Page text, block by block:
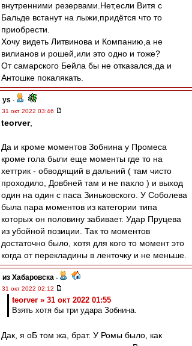
внутренними резервами.Нет,если Витя с
Бальде встанут на лыжи,придётся что то
приобрести.
Хочу видеть Литвинова и Компанию,а не
вилианов и рошей,или это одно и тоже?
От самарского Бейла бы не отказался,да и
Антошке покалякать.
ys -
31 окт 2022 03:46
teorver,
Да и кроме моментов Зобнина у Промеса
кроме гола были еще моменты где то на
хеттрик - обводящий в дальний ( там чисто
проходило, Довбней там и не пахло ) и выход
один на один с паса Зиньковского. У Соболева
была пара моментов из категории типа
которых он половину забивает. Удар Пруцева
из убойной позиции. Так то моментов
достаточно было, хотя для кого то момент это
когда от перекладины в ленточку и не меньше.
из Хабаровска -
31 окт 2022 02:12
teorver » 31 окт 2022 01:55
Взять хотя бы три удара Зобнина.
Дак, я оБ том жа, брат. У Ромы было, как